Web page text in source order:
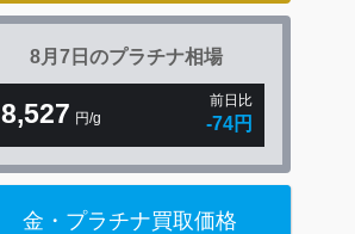
8月7日のプラチナ相場
8,527 円/g
前日比
-74円
金・プラチナ買取価格